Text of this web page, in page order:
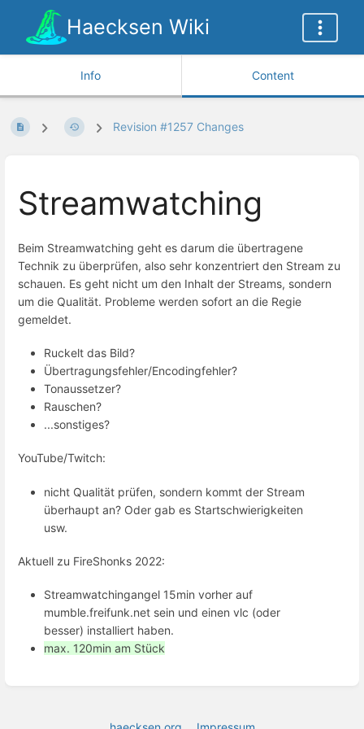
Haecksen Wiki
Info Content
Revision #1257 Changes
Streamwatching
Beim Streamwatching geht es darum die übertragene
Technik zu überprüfen, also sehr konzentriert den Stream zu
schauen. Es geht nicht um den Inhalt der Streams, sondern
um die Qualität. Probleme werden sofort an die Regie
gemeldet.
Ruckelt das Bild?
Übertragungsfehler/Encodingfehler?
Tonaussetzer?
Rauschen?
...sonstiges?
YouTube/Twitch:
nicht Qualität prüfen, sondern kommt der Stream
überhaupt an? Oder gab es Startschwierigkeiten
usw.
Aktuell zu FireShonks 2022:
Streamwatchingangel 15min vorher auf
mumble.freifunk.net sein und einen vlc (oder
besser) installiert haben.
max. 120min am Stück